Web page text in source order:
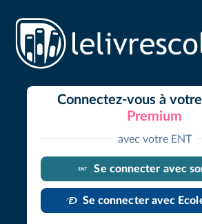
Connectez-vous à
Premium
avec votre ENT
Se connecter avec
Se connecter avec